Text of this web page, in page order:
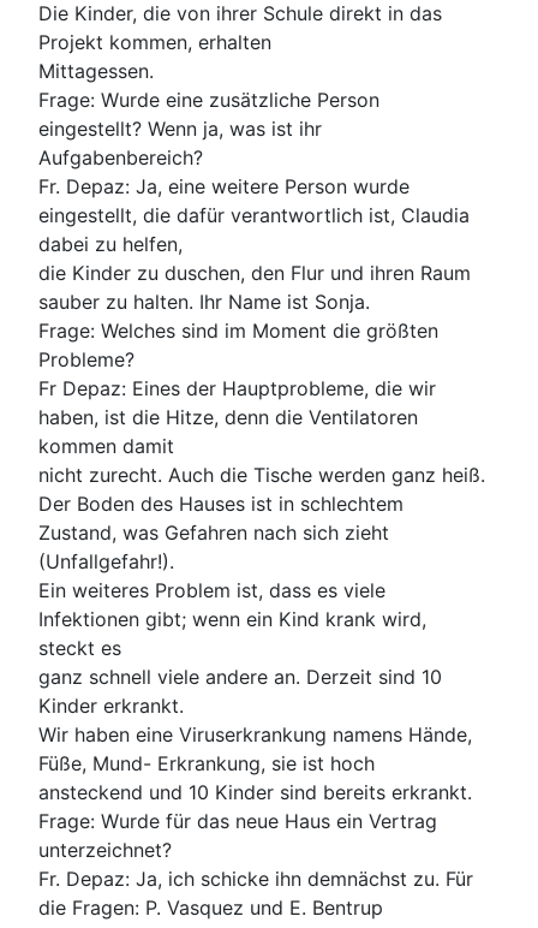
Die Kinder, die von ihrer Schule direkt in das
Projekt kommen, erhalten
Mittagessen.
Frage: Wurde eine zusätzliche Person
eingestellt? Wenn ja, was ist ihr
Aufgabenbereich?
Fr. Depaz: Ja, eine weitere Person wurde
eingestellt, die dafür verantwortlich ist, Claudia
dabei zu helfen,
die Kinder zu duschen, den Flur und ihren Raum
sauber zu halten. Ihr Name ist Sonja.
Frage: Welches sind im Moment die größten
Probleme?
Fr Depaz: Eines der Hauptprobleme, die wir
haben, ist die Hitze, denn die Ventilatoren
kommen damit
nicht zurecht. Auch die Tische werden ganz heiß.
Der Boden des Hauses ist in schlechtem
Zustand, was Gefahren nach sich zieht
(Unfallgefahr!).
Ein weiteres Problem ist, dass es viele
Infektionen gibt; wenn ein Kind krank wird,
steckt es
ganz schnell viele andere an. Derzeit sind 10
Kinder erkrankt.
Wir haben eine Viruserkrankung namens Hände,
Füße, Mund- Erkrankung, sie ist hoch
ansteckend und 10 Kinder sind bereits erkrankt.
Frage: Wurde für das neue Haus ein Vertrag
unterzeichnet?
Fr. Depaz: Ja, ich schicke ihn demnächst zu. Für
die Fragen: P. Vasquez und E. Bentrup